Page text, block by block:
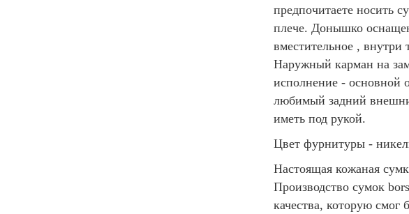
предпочитаете носить
плече. Донышко
вместительное , внутри
Наружный карман на
исполнение - основной
любимый задний
иметь под рукой.
Цвет фурнитуры -
Настоящая кожаная
Производство сумок
качества, которую